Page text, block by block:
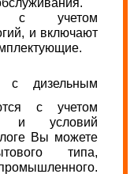
с учетом
и включают
с дизельным
с учетом
и условий
Вы можете
типа,